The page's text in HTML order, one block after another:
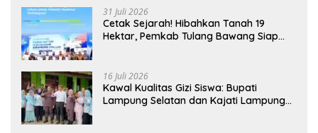
31 Juli 2026
Cetak Sejarah! Hibahkan Tanah 19
Hektar, Pemkab Tulang Bawang Siap
16 Juli 2026
Kawal Kualitas Gizi Siswa: Bupati
Lampung Selatan dan Kajati Lampung